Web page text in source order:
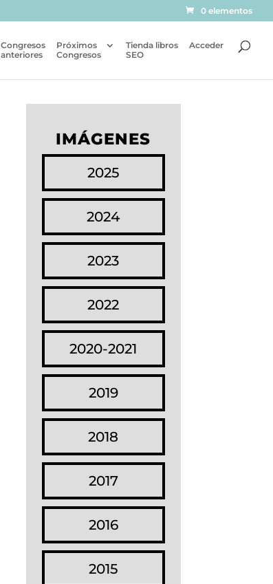
0 elementos
Congresos
anteriores
Próximos
Congresos
Tienda libros
SEO
Acceder
IMÁGENES
2025
2024
2023
2022
2020-2021
2019
2018
2017
2016
2015